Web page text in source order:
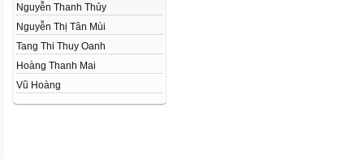
Nguyễn Thanh Thủy
Nguyễn Thị Tân Mùi
Tang Thi Thuy Oanh
Hoàng Thanh Mai
Vũ Hoàng